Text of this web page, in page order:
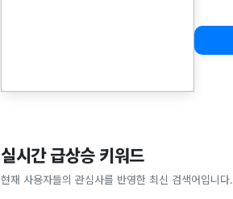
실시간 급상승 키워드
현재 사용자들의 관심사를 반영한 최신 검색어입니다.